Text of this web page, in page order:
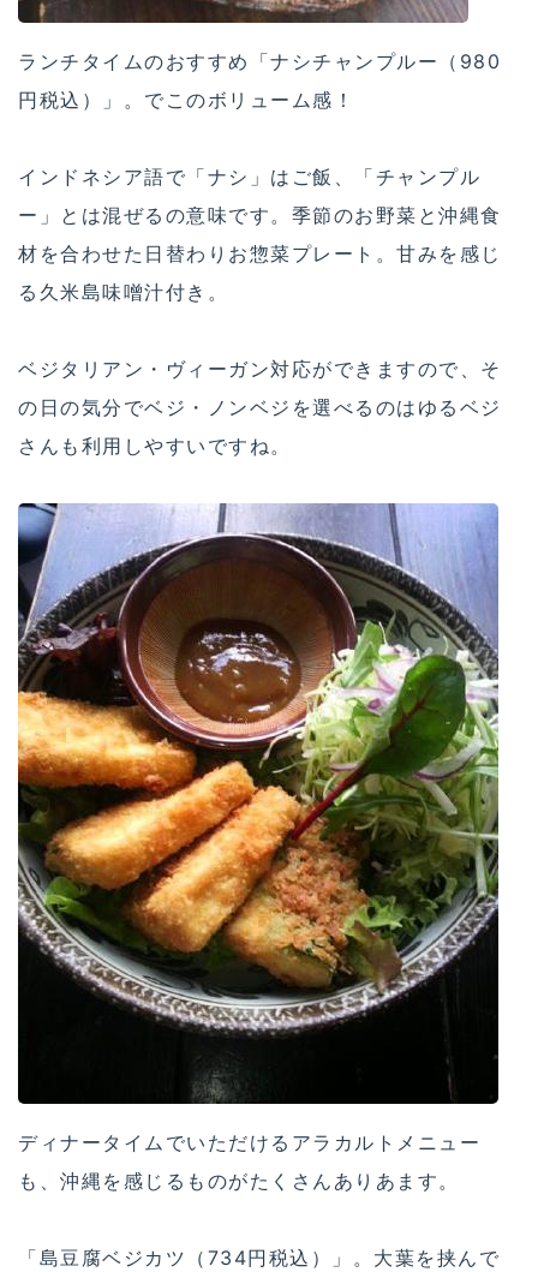
ランチタイムのおすすめ「ナシチャンプルー（980
円税込）」。でこのボリューム感！
インドネシア語で「ナシ」はご飯、「チャンプル
ー」とは混ぜるの意味です。季節のお野菜と沖縄食
材を合わせた日替わりお惣菜プレート。甘みを感じ
る久米島味噌汁付き。
ベジタリアン・ヴィーガン対応ができますので、そ
の日の気分でベジ・ノンベジを選べるのはゆるベジ
さんも利用しやすいですね。
ディナータイムでいただけるアラカルトメニュー
も、沖縄を感じるものがたくさんありあます。
「島豆腐ベジカツ（734円税込）」。大葉を挟んで